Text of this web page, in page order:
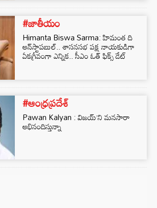
#జాతీయం
Himanta Biswa Sarma: హిమంత ది
అన్‌స్టాపబుల్.. శాసనసభ పక్ష నాయకుడిగా
ఏకగ్రీవంగా ఎన్నిక.. సీఎం ఓత్ ఫిక్స్ డేట్
#ఆంధ్రప్రదేశ్
Pawan Kalyan : విజయ్’ని మనసారా
అభినందిస్తున్నా